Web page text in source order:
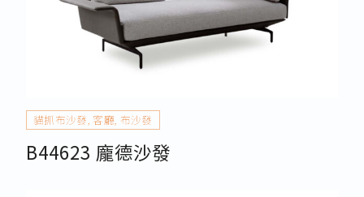
貓抓布沙發, 客廳, 布沙發
B44623 龐德沙發